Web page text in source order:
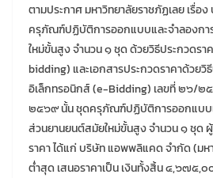
ตามประกาศ มหาวิทยาลัยราชภัฏเลย เรื่อ
ครุภัณฑ์ปฏิบัติการออกแบบและจำลองก
ใหม่ขั้นสูง จำนวน ๑ ชุด ด้วยวิธีประกวดร
bidding) และเอกสารประกวดราคาด้วยวิ
อิเล็กทรอนิกส์ (e-Bidding) เลขที่ ๒๖/๒
๒๕๖๙ นั้น ชุดครุภัณฑ์ปฏิบัติการออกแบบ
ส่วนยานยนต์สมัยใหม่ขั้นสูง จำนวน ๑ ชุด
ราคา ได้แก่ บริษัท แอพพลิแคด จำกัด (มห
ต่ำสุด เสนอราคาเป็น เงินทั้งสิ้น ๔,๖๗๕,